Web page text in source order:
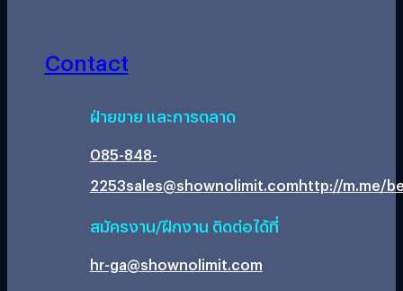
Contact
ฝ่ายขาย และการตลาด
085-848-
2253sales@shownolimit.comhttp://m.me/
สมัครงาน/ฝึกงาน ติดต่อได้ที่
hr-ga@shownolimit.com